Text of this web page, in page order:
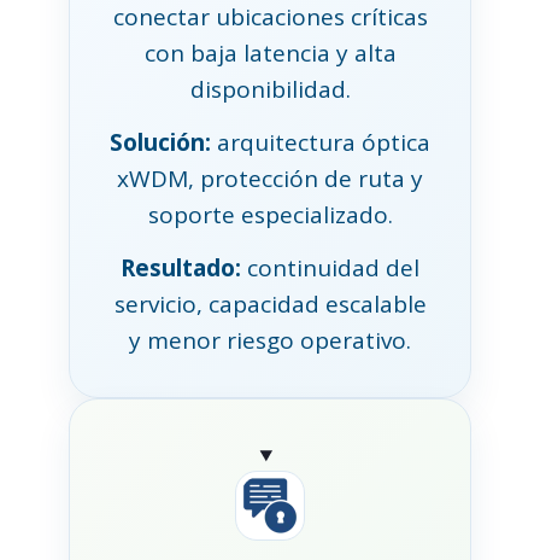
conectar ubicaciones críticas
con baja latencia y alta
disponibilidad.
Solución: arquitectura óptica
xWDM, protección de ruta y
soporte especializado.
Resultado: continuidad del
servicio, capacidad escalable
y menor riesgo operativo.